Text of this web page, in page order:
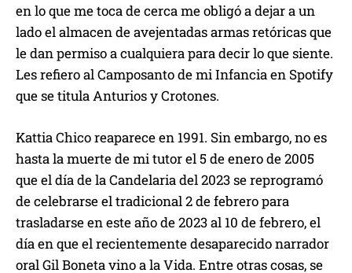
en lo que me toca de cerca me obligó a dejar a un
lado el almacen de avejentadas armas retóricas que
le dan permiso a cualquiera para decir lo que siente.
Les refiero al Camposanto de mi Infancia en Spotify
que se titula Anturios y Crotones.
Kattia Chico reaparece en 1991. Sin embargo, no es
hasta la muerte de mi tutor el 5 de enero de 2005
que el día de la Candelaria del 2023 se reprogramó
de celebrarse el tradicional 2 de febrero para
trasladarse en este año de 2023 al 10 de febrero, el
día en que el recientemente desaparecido narrador
oral Gil Boneta vino a la Vida. Entre otras cosas, se